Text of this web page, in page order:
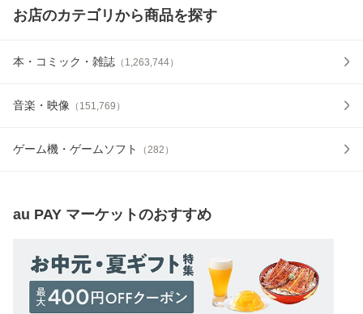
お店のカテゴリから商品を探す
本・コミック・雑誌 （ 1,263,744）
音楽・映像 （ 151,769 ）
ゲーム機・ゲームソフト （282 ）
au PAY マーケットのおすすめ